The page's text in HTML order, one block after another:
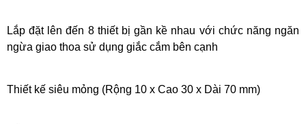
Lắp đặt lên đến 8 thiết bị gần kề nhau với chức năng ngăn
ngừa giao thoa sử dụng giắc cắm bên cạnh
Thiết kế siêu mỏng (Rộng 10 x Cao 30 x Dài 70 mm)